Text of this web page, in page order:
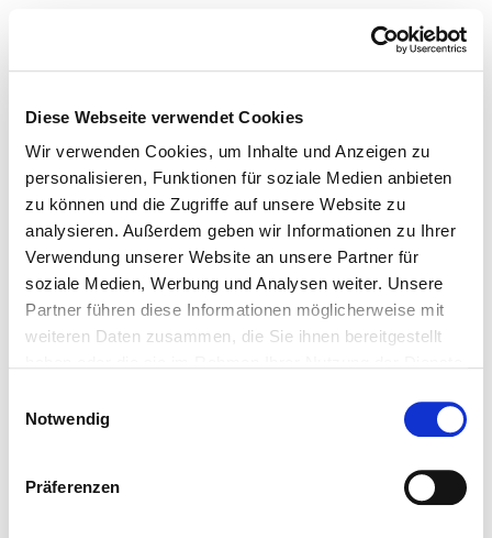
Diese Webseite verwendet Cookies
Wir verwenden Cookies, um Inhalte und Anzeigen zu
personalisieren, Funktionen für soziale Medien anbieten
zu können und die Zugriffe auf unsere Website zu
analysieren. Außerdem geben wir Informationen zu Ihrer
Verwendung unserer Website an unsere Partner für
soziale Medien, Werbung und Analysen weiter. Unsere
Partner führen diese Informationen möglicherweise mit
weiteren Daten zusammen, die Sie ihnen bereitgestellt
Notwendig
Präferenzen